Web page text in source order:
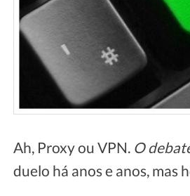
Ah, Proxy ou VPN. O
duelo há anos e anos, mas